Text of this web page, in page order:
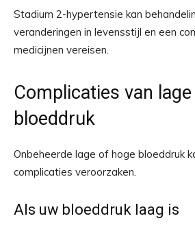
Stadium 2-hypertensie kan
veranderingen in levensstijl en een
medicijnen vereisen.
Complicaties van
bloeddruk
Onbeheerde lage of hoge bloeddruk
complicaties veroorzaken.
Als uw bloeddruk laag is